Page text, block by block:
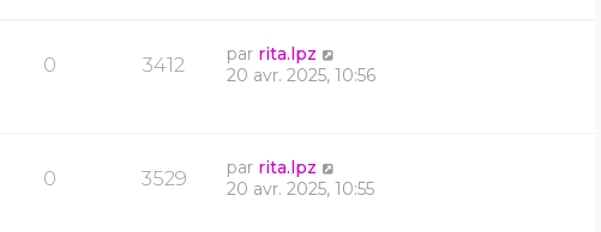
0 3412 par rita.lpz
20 avr. 2025, 10:56
0 3529 par rita.lpz
20 avr. 2025, 10:55